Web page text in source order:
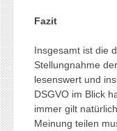
Fazit
Insgesamt ist die
Stellungnahme
lesenswert und
DSGVO im Blick
immer gilt
Meinung teilen